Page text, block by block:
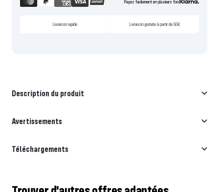
Payez facilement en plusieurs fois
Livraison rapide Livraison gratuite à partir de 50€
Description du produit
Avertissements
Téléchargements